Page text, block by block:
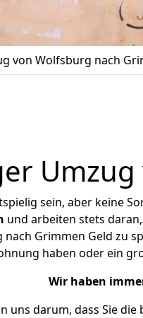
von Wolfsburg nach
sein, aber keine
und arbeiten stets
Grimmen Geld zu
haben oder ein
Wir haben
uns darum, dass Sie